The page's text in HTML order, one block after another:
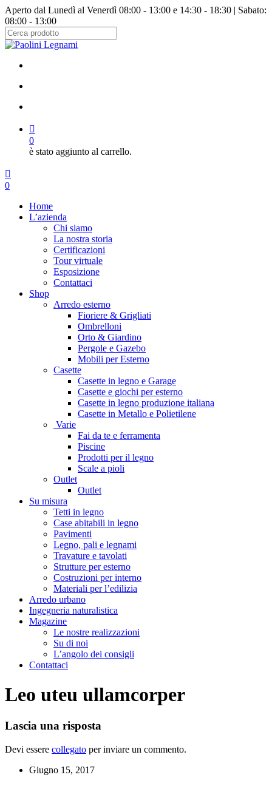
Salta
al
contenuto
principale
Aperto dal Lunedì al Venerdì 08:00 - 13:00 e 14:30 - 18:30 | Sabato:
08:00 - 13:00
Chiudi
0
è stato aggiunto al carrello.
Menu
cerca
account
0
Home
L’azienda
Chi siamo
La nostra storia
Certificazioni
Tour virtuale
Esposizione
Contattaci
Shop
Arredo esterno
Fioriere & Grigliati
Ombrelloni
Orto & Giardino
Pergole e Gazebo
Mobili per Esterno
Casette
Casette in legno e Garage
Casette e giochi per esterno
Casette in legno produzione italiana
Casette in Metallo e Polietilene
Varie
Fai da te e ferramenta
Piscine
Prodotti per il legno
Scale a pioli
Outlet
Outlet
Su misura
Tetti in legno
Case abitabili in legno
Pavimenti
Legno, pali e legnami
Travature e tavolati
Strutture per esterno
Costruzioni per interno
Materiali per l’edilizia
Arredo urbano
Ingegneria naturalistica
Magazine
Le nostre realizzazioni
Su di noi
L’angolo dei consigli
Contattaci
Leo uteu ullamcorper
Lascia una risposta
Devi essere collegato per inviare un commento.
Giugno 15, 2017